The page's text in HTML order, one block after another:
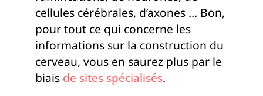
cellules cérébrales, d’axones … Bon,
pour tout ce qui concerne les
informations sur la construction du
cerveau, vous en saurez plus par le
biais de sites spécialisés.